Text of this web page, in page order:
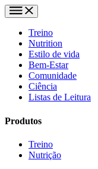
Treino
Nutrition
Estilo de vida
Bem-Estar
Comunidade
Ciência
Listas de Leitura
Produtos
Treino
Nutrição